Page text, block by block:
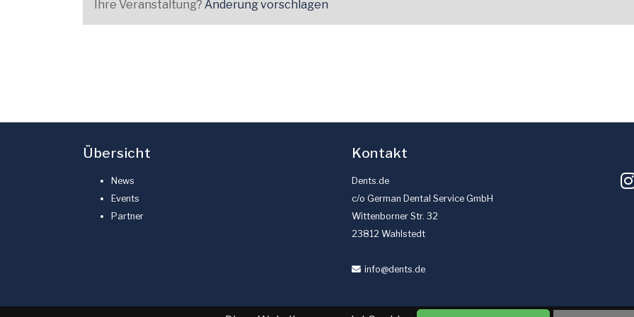
Ihre Veranstaltung? Änderung vorschlagen
Übersicht
News
Events
Partner
Kontakt
Dents.de
c/o German Dental Service GmbH
Wittenborner Str. 32
23812 Wahlstedt
info@dents.de